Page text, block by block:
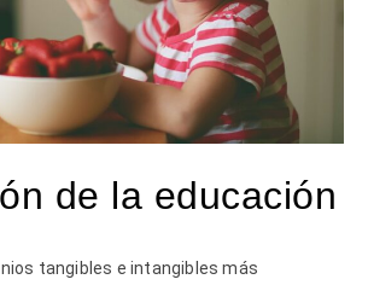
de la educación
tangibles e intangibles más